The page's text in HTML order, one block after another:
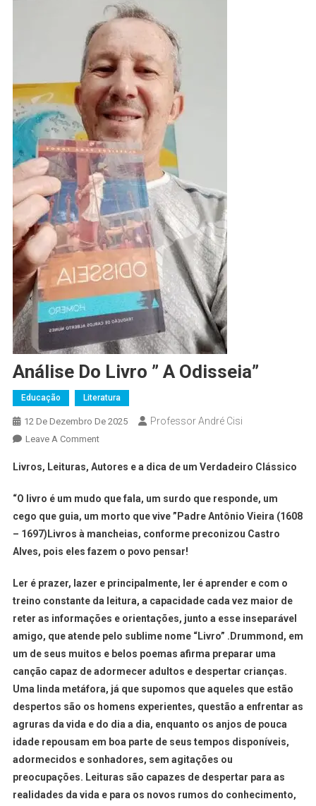
Análise Do Livro ” A Odisseia”
Educação Literatura
12 De Dezembro De 2025 Professor André Cisi
Leave A Comment
Livros, Leituras, Autores e a dica de um Verdadeiro Clássico
“O livro é um mudo que fala, um surdo que responde, um
cego que guia, um morto que vive ”Padre Antônio Vieira (1608
– 1697)Livros à mancheias, conforme preconizou Castro
Alves, pois eles fazem o povo pensar!
Ler é prazer, lazer e principalmente, ler é aprender e com o
treino constante da leitura, a capacidade cada vez maior de
reter as informações e orientações, junto a esse inseparável
amigo, que atende pelo sublime nome “Livro” .Drummond, em
um de seus muitos e belos poemas afirma preparar uma
canção capaz de adormecer adultos e despertar crianças.
Uma linda metáfora, já que supomos que aqueles que estão
despertos são os homens experientes, questão a enfrentar as
agruras da vida e do dia a dia, enquanto os anjos de pouca
idade repousam em boa parte de seus tempos disponíveis,
adormecidos e sonhadores, sem agitações ou
preocupações. Leituras são capazes de despertar para as
realidades da vida e para os novos rumos do conhecimento,